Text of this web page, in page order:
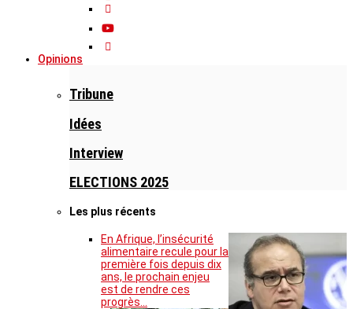
Opinions
Tribune
Idées
Interview
ELECTIONS 2025
Les plus récents
En Afrique, l’insécurité
alimentaire recule pour la
première fois depuis dix
ans, le prochain enjeu
est de rendre ces
progrès…